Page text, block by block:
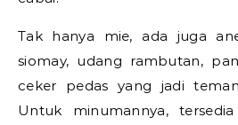
Tak hanya mie, ada juga
siomay, udang rambutan,
ceker pedas yang jadi
Untuk minumannya,